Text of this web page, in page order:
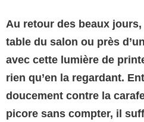
Au retour des beaux jours,
table du salon ou près
avec cette lumière de
rien qu’en la regardant.
doucement contre la
picore sans compter, il